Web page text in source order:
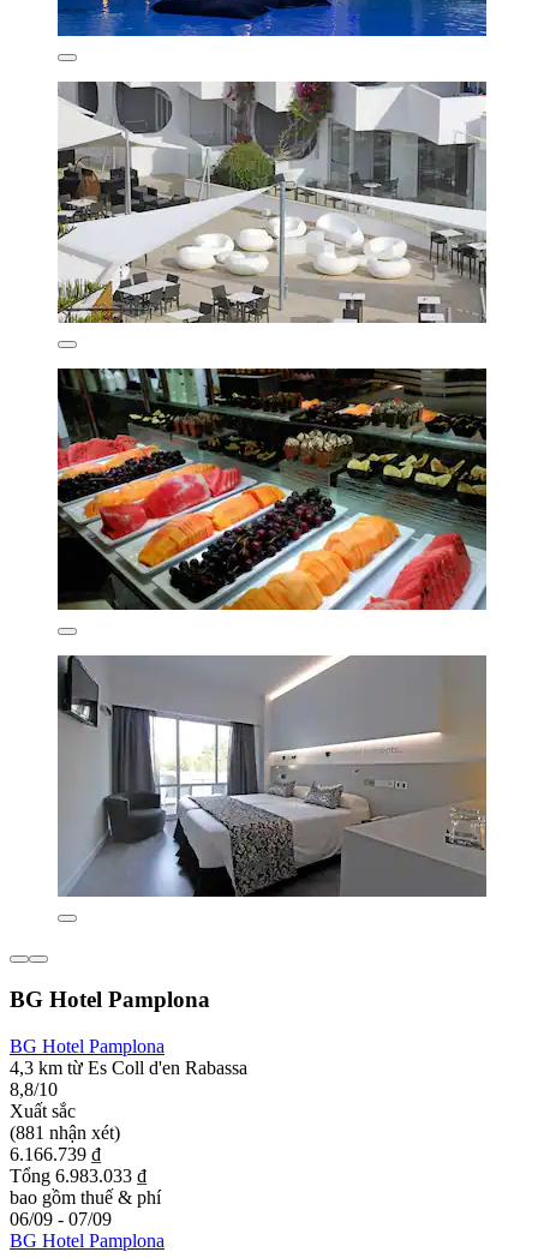
BG Hotel Pamplona
BG Hotel Pamplona
4,3 km từ Es Coll d'en Rabassa
8,8/10
Xuất sắc
(881 nhận xét)
6.166.739 ₫
Tổng 6.983.033 ₫
bao gồm thuế & phí
06/09 - 07/09
BG Hotel Pamplona